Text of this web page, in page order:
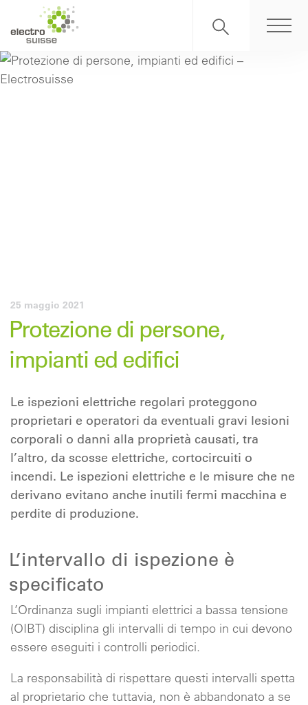
25 maggio 2021
Protezione di persone,
impianti ed edifici
Le ispezioni elettriche regolari proteggono
proprietari e operatori da eventuali gravi lesioni
corporali o danni alla proprietà causati, tra
l’altro, da scosse elettriche, cortocircuiti o
incendi. Le ispezioni elettriche e le misure che ne
derivano evitano anche inutili fermi macchina e
perdite di produzione.
L’intervallo di ispezione è
specificato
L’Ordinanza sugli impianti elettrici a bassa tensione
(OIBT) disciplina gli intervalli di tempo in cui devono
essere eseguiti i controlli periodici.
La responsabilità di rispettare questi intervalli spetta
al proprietario che tuttavia, non è abbandonato a se